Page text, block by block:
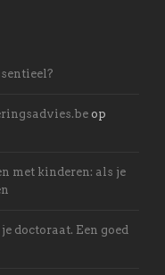
op
met kinderen: als je
doctoraat. Een goed